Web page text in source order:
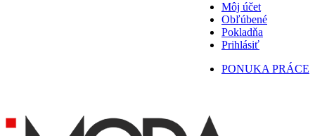
Môj účet
Obľúbené
Pokladňa
Prihlásiť
PONUKA PRÁCE